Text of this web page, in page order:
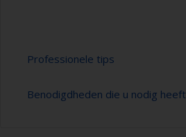
Professionele tips
Schilderen met een verfroller:
Benodigdheden die u nodig heeft